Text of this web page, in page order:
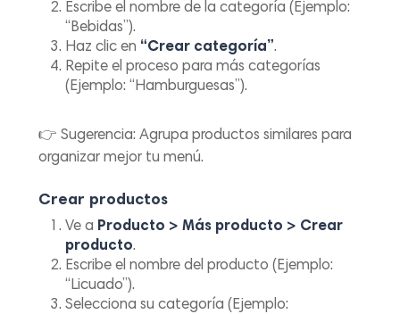
Escribe el nombre de la categoría (Ejemplo:
“Bebidas”).
Haz clic en “Crear categoría”.
Repite el proceso para más categorías
(Ejemplo: “Hamburguesas”).
👉Sugerencia: Agrupa productos similares para
organizar mejor tu menú.
Crear productos
Ve a Producto > Más producto > Crear
producto.
Escribe el nombre del producto (Ejemplo:
“Licuado”).
Selecciona su categoría (Ejemplo: